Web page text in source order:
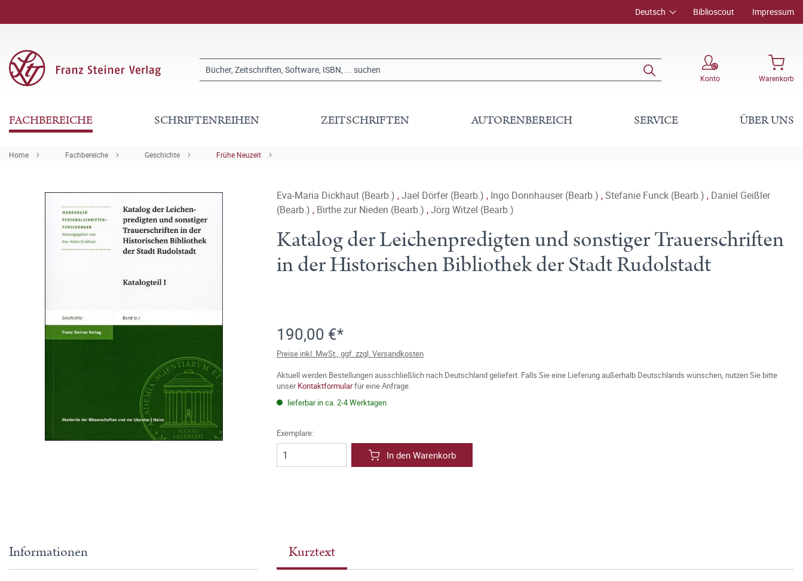
Deutsch Biblioscout Impressum
Konto Warenkorb
FACHBEREICHE SCHRIFTENREIHEN ZEITSCHRIFTEN AUTORENBEREICH SERVICE ÜBER UNS
Home Fachbereiche Geschichte Frühe Neuzeit
Eva-Maria Dickhaut (Bearb.) ,Jael Dörfer (Bearb.) , Ingo Donnhauser (Bearb.) ,Stefanie Funck (Bearb.) , Daniel Geißler
(Bearb.) , Birthe zur Nieden (Bearb.) ,Jörg Witzel (Bearb.)
Katalog der Leichenpredigten und sonstiger Trauerschriften
in der Historischen Bibliothek der Stadt Rudolstadt
190,00 €*
Preise inkl. MwSt., ggf. zzgl. Versandkosten
Aktuell werden Bestellungen ausschließlich nach Deutschland geliefert. Falls Sie eine Lieferung außerhalb Deutschlands wünschen, nutzen Sie bitte
unserKontaktformularfür eine Anfrage.
lieferbar in ca. 2-4 Werktagen
Exemplare:
In den Warenkorb
Kurztext
Informationen